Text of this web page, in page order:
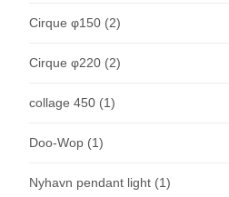
Cirque φ150 (2)
Cirque φ220 (2)
collage 450 (1)
Doo-Wop (1)
Nyhavn pendant light (1)